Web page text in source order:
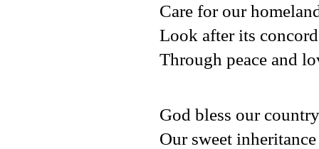
Care for our
Look after its
Through peace and
God bless our
Our sweet